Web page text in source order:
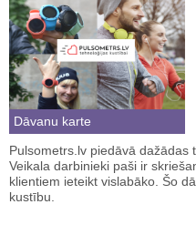
Dāvanu karte
Pulsometrs.lv piedāvā dažādas
Veikala darbinieki paši ir
klientiem ieteikt vislabāko. Šo
kustību.